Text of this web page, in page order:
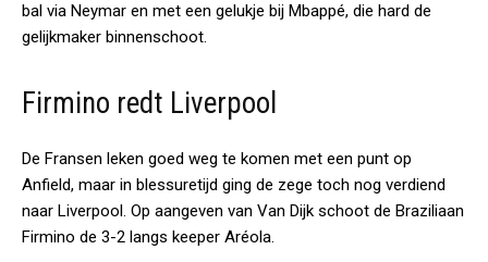
bal via Neymar en met een gelukje bij Mbappé, die hard de
gelijkmaker binnenschoot.
Firmino redt Liverpool
De Fransen leken goed weg te komen met een punt op
Anfield, maar in blessuretijd ging de zege toch nog verdiend
naar Liverpool. Op aangeven van Van Dijk schoot de Braziliaan
Firmino de 3-2 langs keeper Aréola.